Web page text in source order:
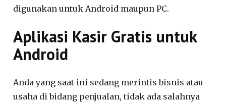
digunakan untuk Android maupun PC.
Aplikasi Kasir Gratis untuk
Android
Anda yang saat ini sedang merintis bisnis atau
usaha di bidang penjualan, tidak ada salahnya